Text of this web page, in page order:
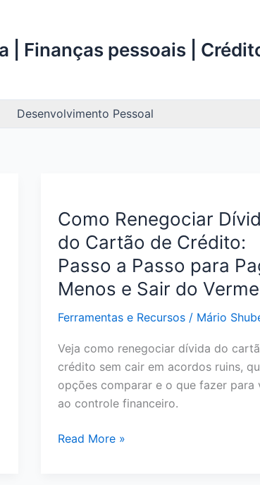
| Finanças pessoais |
Desenvolvimento Pessoal
Como Renegociar
do Cartão de Crédito:
Passo a Passo para
Menos e Sair do
Ferramentas e Recursos/ Mário
Veja como renegociar dívida do
crédito sem cair em acordos ruins,
opções comparar e o que fazer para
ao controle financeiro.
Como
Read More »